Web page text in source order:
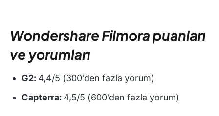
Wondershare Filmora puanları
ve yorumları
G2: 4,4/5 (300'den fazla yorum)
Capterra: 4,5/5 (600'den fazla yorum)